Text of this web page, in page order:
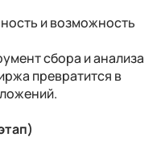
и возможность
сбора и анализа
превратится в